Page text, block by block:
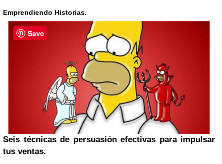
Emprendiendo Historias.
Seis técnicas de persuasión efectivas para impulsar
tus ventas.
Save